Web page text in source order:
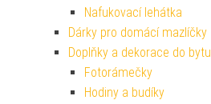
Nafukovací lehátka
Dárky pro domácí mazlíčky
Doplňky a dekorace do bytu
Fotorámečky
Hodiny a budíky